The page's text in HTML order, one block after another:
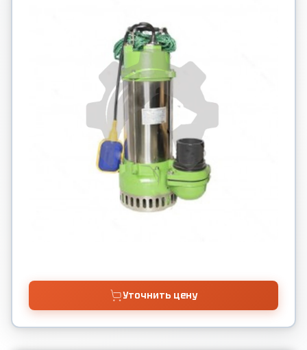
Уточнить цену